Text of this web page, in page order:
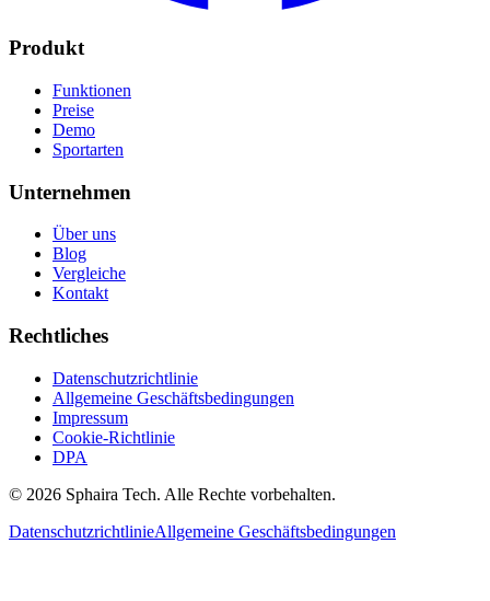
Produkt
Funktionen
Preise
Demo
Sportarten
Unternehmen
Über uns
Blog
Vergleiche
Kontakt
Rechtliches
Datenschutzrichtlinie
Allgemeine Geschäftsbedingungen
Impressum
Cookie-Richtlinie
DPA
© 2026 Sphaira Tech. Alle Rechte vorbehalten.
DatenschutzrichtlinieAllgemeine Geschäftsbedingungen